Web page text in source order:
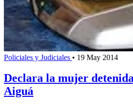
Policiales y Judiciales • 19 May 2014
Declara la mujer
Aiguá